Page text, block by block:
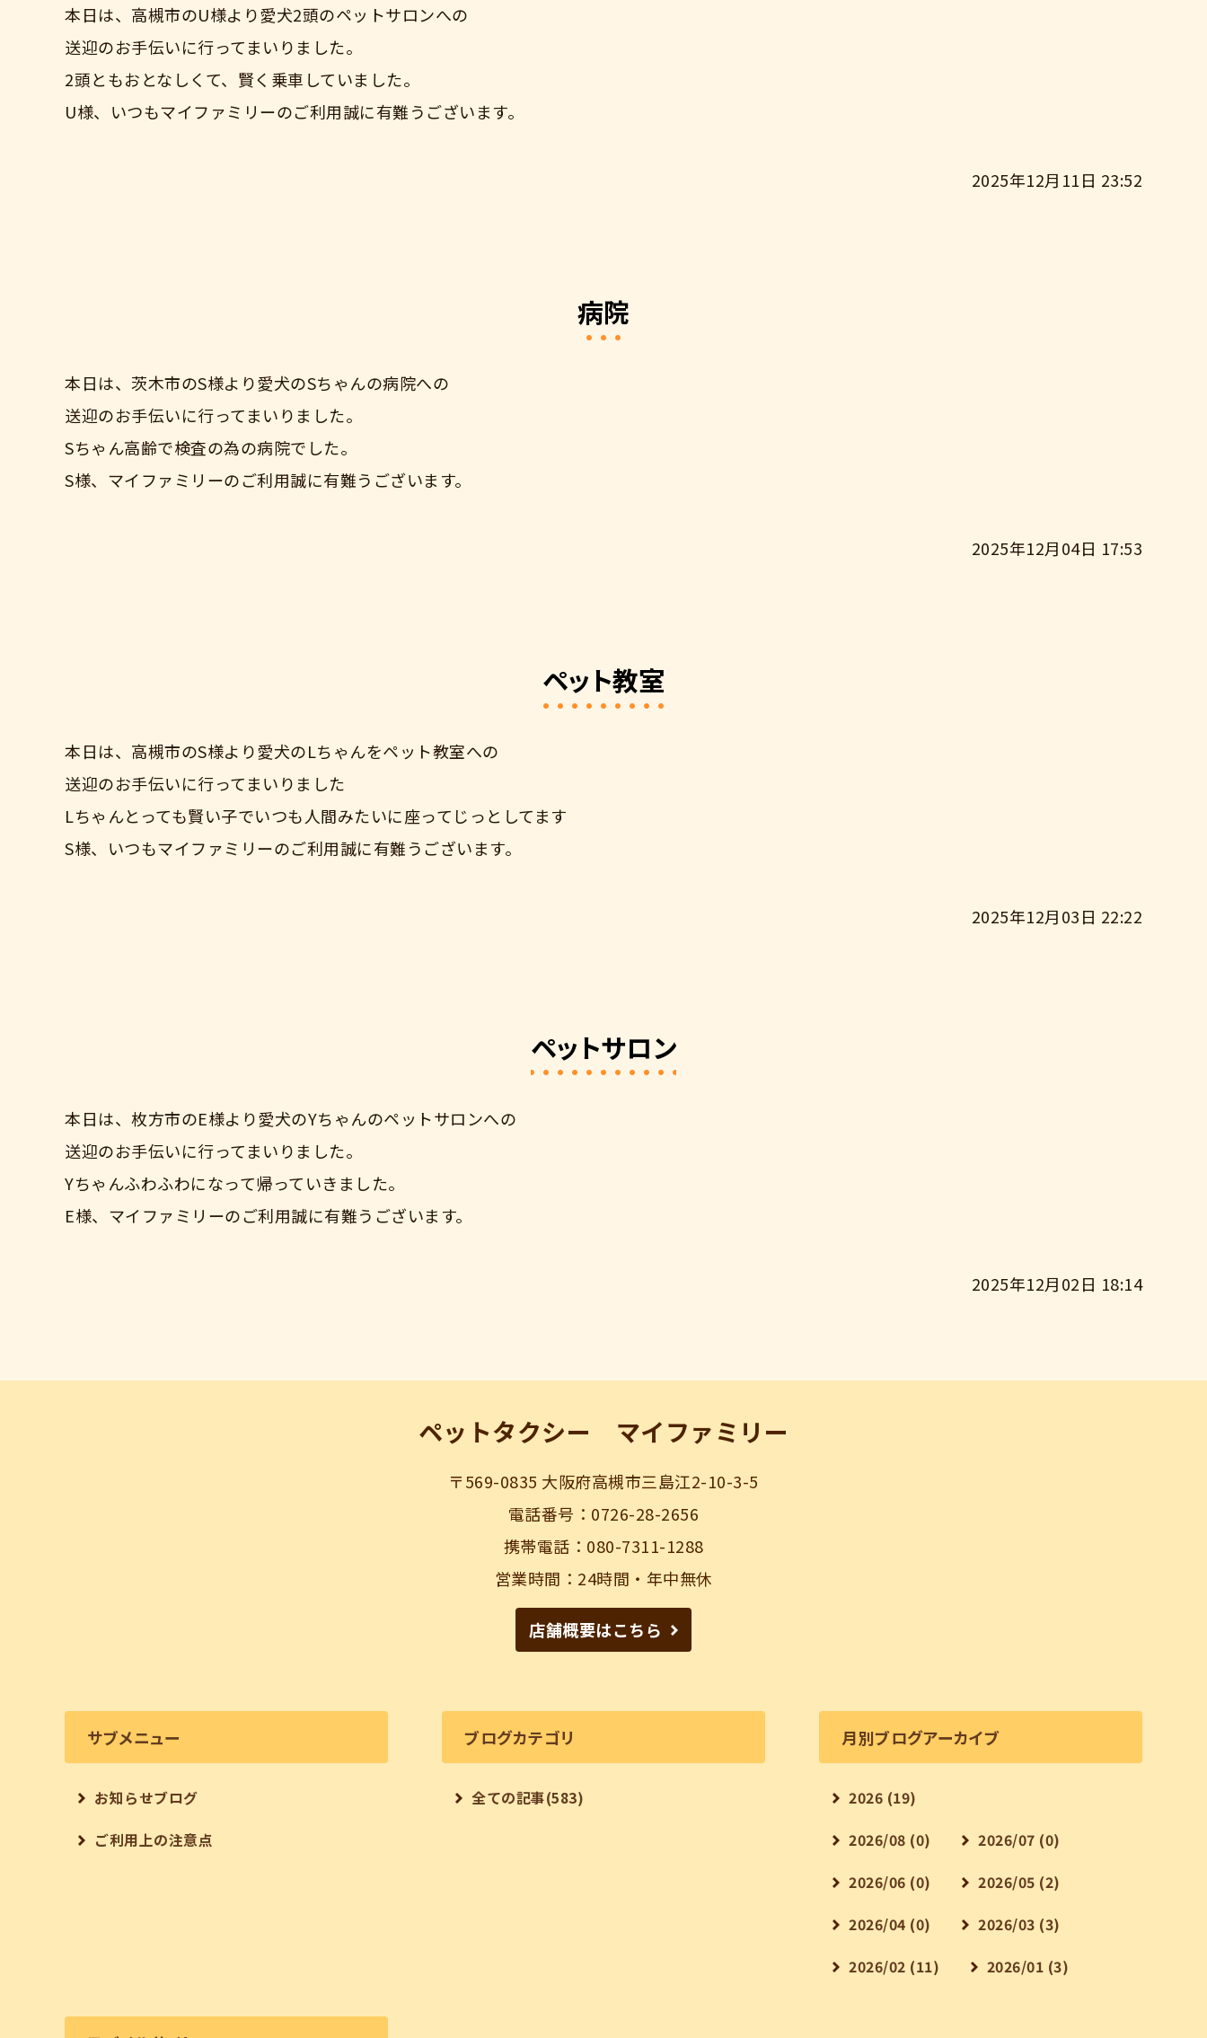
本日は、高槻市のU様より愛犬2頭のペットサロンへの
送迎のお手伝いに行ってまいりました。
2頭ともおとなしくて、賢く乗車していました。
U様、いつもマイファミリーのご利用誠に有難うございます。
2025年12月11日 23:52
病院
本日は、茨木市のS様より愛犬のSちゃんの病院への
送迎のお手伝いに行ってまいりました。
Sちゃん高齢で検査の為の病院でした。
S様、マイファミリーのご利用誠に有難うございます。
2025年12月04日 17:53
ペット教室
本日は、高槻市のS様より愛犬のLちゃんをペット教室への
送迎のお手伝いに行ってまいりました
Lちゃんとっても賢い子でいつも人間みたいに座ってじっとしてます
S様、いつもマイファミリーのご利用誠に有難うございます。
2025年12月03日 22:22
ペットサロン
本日は、枚方市のE様より愛犬のYちゃんのペットサロンへの
送迎のお手伝いに行ってまいりました。
Yちゃんふわふわになって帰っていきました。
E様、マイファミリーのご利用誠に有難うございます。
2025年12月02日 18:14
ペットタクシー マイファミリー
〒569-0835 大阪府高槻市三島江2-10-3-5
電話番号：0726-28-2656
携帯電話：080-7311-1288
営業時間：24時間・年中無休
店舗概要はこちら
サブメニュー
お知らせブログ
ご利用上の注意点
ブログカテゴリ
全ての記事(583)
月別ブログアーカイブ
2026 (19)
2026/08 (0) 2026/07 (0)
2026/06 (0) 2026/05 (2)
2026/04 (0) 2026/03 (3)
2026/02 (11) 2026/01 (3)